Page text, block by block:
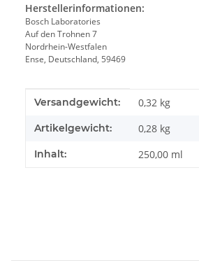
Herstellerinformationen:
Bosch Laboratories
Auf den Trohnen 7
Nordrhein-Westfalen
Ense, Deutschland, 59469
Produkteigenschaft
Wert
Versandgewicht: 0,32 kg
Artikelgewicht: 0,28 kg
Inhalt: 250,00 ml